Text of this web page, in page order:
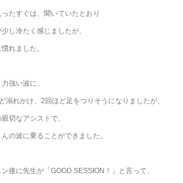
たすぐは、聞いていたとおり
し冷たく感じましたが、
れました。
強い波に、
溺れかけ、2回ほど足をつりそうになりましたが、
切なアシストで、
んの波に乗ることができました。
ン後に先生が「GOOD SESSION！」と言って、